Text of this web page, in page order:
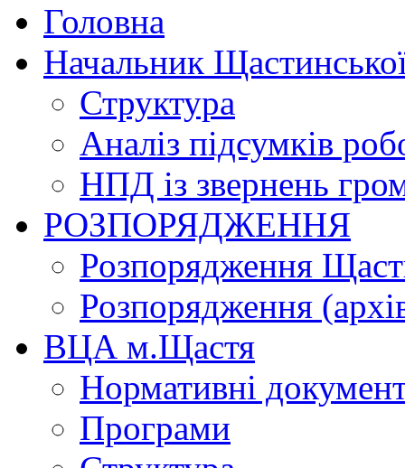
Головна
Начальник
Структура
Аналіз підсумків
НПД із звернень
РОЗПОРЯДЖЕННЯ
Розпорядження
Розпорядження
ВЦА м.Щастя
Нормативні
Програми